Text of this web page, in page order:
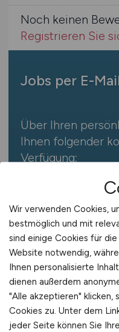
Noch keinen
Registrieren Sie
Jobs per E-
Über Ihren
Ihnen folgender
Verfügung:
Jobfinder
Der Jobfinder
informiert Sie
kostenfrei über
Jobs.Sie
bequem und
so entgehen
Jobs.
Wir verwenden Cookies,
bestmöglich und mit
sind einige Cookies für
Website notwendig,
Ihnen personalisierte
dienen außerdem
"Alle akzeptieren" klicken,
Cookies zu. Unter dem
jeder Seite können Sie